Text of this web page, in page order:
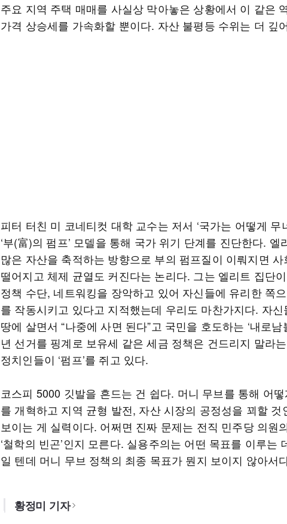
주요 지역 주택 매매를 사실상 막아놓은 상황에서 이 같은
가격 상승세를 가속화할 뿐이다. 자산 불평등 수위는 더 깊
피터 터친 미 코네티컷 대학 교수는 저서 ‘국가는 어떻게 무
‘부(富)의 펌프’ 모델을 통해 국가 위기 단계를 진단한다. 엘
많은 자산을 축적하는 방향으로 부의 펌프질이 이뤄지면
떨어지고 체제 균열도 커진다는 논리다. 그는 엘리트 집단
정책 수단, 네트워킹을 장악하고 있어 자신들에 유리한 쪽
를 작동시키고 있다고 지적했는데 우리도 마찬가지다. 자신
땅에 살면서 “나중에 사면 된다”고 국민을 호도하는 ‘내로남
년 선거를 핑계로 보유세 같은 세금 정책은 건드리지 말라
정치인들이 ‘펌프’를 쥐고 있다.
코스피 5000 깃발을 흔드는 건 쉽다. 머니 무브를 통해 어
를 개혁하고 지역 균형 발전, 자산 시장의 공정성을 꾀할 것
보이는 게 실력이다. 어쩌면 진짜 문제는 전직 민주당 의원
‘철학의 빈곤’인지 모른다. 실용주의는 어떤 목표를 이루는
일 텐데 머니 무브 정책의 최종 목표가 뭔지 보이지 않아서
황정미 기자